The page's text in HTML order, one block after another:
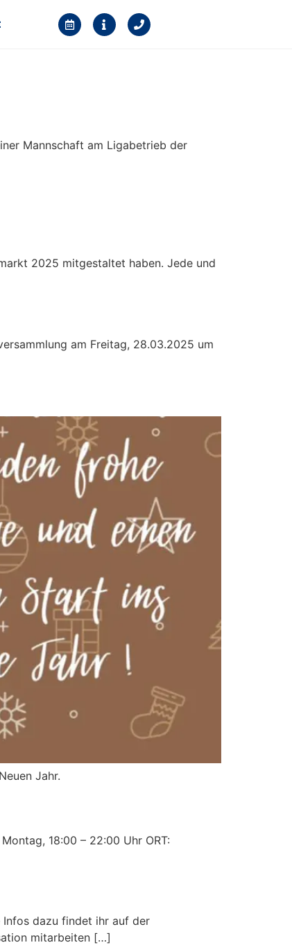
Mannschaft am Ligabetrieb der
2025 mitgestaltet haben. Jede und
am Freitag, 28.03.2025 um
Jahr.
18:00 – 22:00 Uhr ORT:
dazu findet ihr auf der
mitarbeiten […]